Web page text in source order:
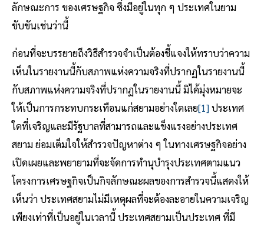
ลักษณะการ ของเศรษฐกิจ ซึ่งมีอยู่ในทุก ๆ ประเทศในยาม
ขับขันเช่นว่านี้
ก่อนที่จะบรรยายถึงวิธีสํารวจจําเป็นต้องชี้แจงให้ทราบว่าความ
เห็นในรายงานนี้กับสภาพแห่งความจริงที่ปรากฏในรายงานนี้
กับสภาพแห่งความจริงที่ปรากฏในรายงานนี้ มิได้มุ่งหมายจะ
ให้เป็นการกระทบกระเทือนแก่สยามอย่างใดเลย[1]ประเทศ
ใดที่เจริญและมีรัฐบาลที่สามารถและแข็งแรงอย่างประเทศ
สยาม ย่อมเต็มใจให้สํารวจปัญหาต่าง ๆ ในทางเศรษฐกิจอย่าง
เปิดเผยและพยายามที่จะจัดการทํานุบํารุงประเทศตามแนว
โครงการเศรษฐกิจเป็นกิจลักษณะผลของการสํารวจนี้แสดงให้
เห็นว่า ประเทศสยามไม่มีเหตุผลที่จะต้องละอายในความเจริญ
เพียงเท่าที่เป็นอยู่ในเวลานี้ ประเทศสยามเป็นประเทศ ที่มี